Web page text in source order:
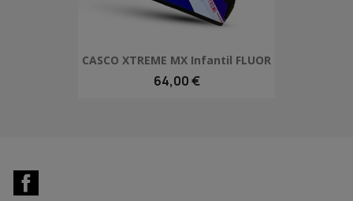
CASCO XTREME MX Infantil FLUOR
64,00 €